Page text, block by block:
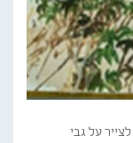
על גבי